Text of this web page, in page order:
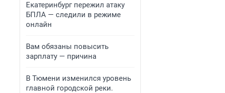
Екатеринбург пережил атаку
БПЛА — следили в режиме
онлайн
Вам обязаны повысить
зарплату — причина
В Тюмени изменился уровень
главной городской реки.